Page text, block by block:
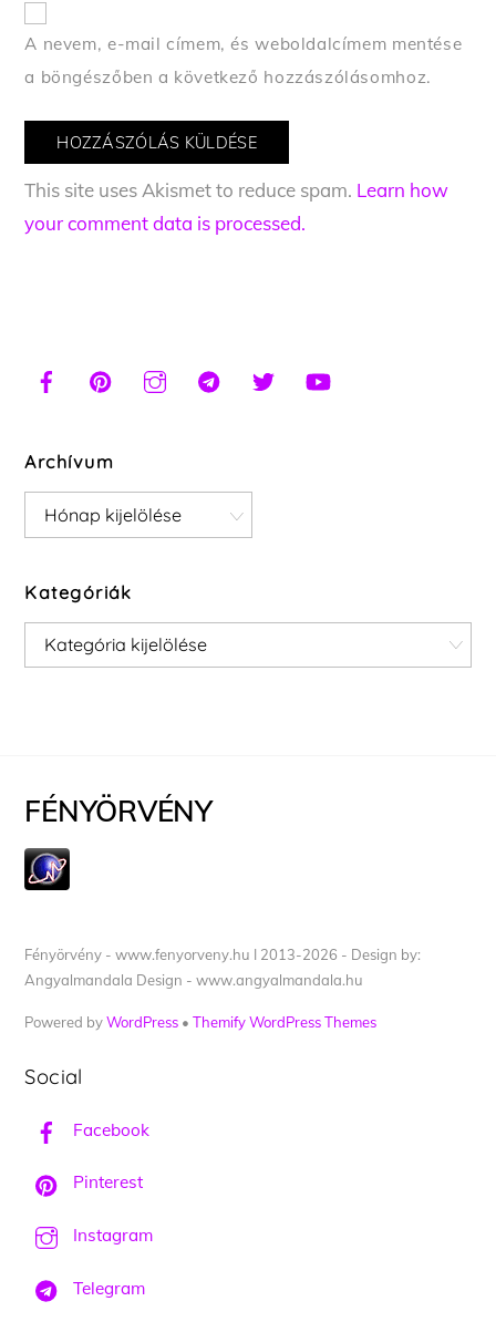
A nevem, e-mail címem, és weboldalcímem mentése
a böngészőben a következő hozzászólásomhoz.
This site uses Akismet to reduce spam. Learn how
your comment data is processed.
Archívum
Archívum
Kategóriák
Kategóriák
FÉNYÖRVÉNY
Fényörvény - www.fenyorveny.hu I 2013-2026 - Design by:
Angyalmandala Design - www.angyalmandala.hu
Powered byWordPress •Themify WordPress Themes
Social
Facebook
Pinterest
Instagram
Telegram